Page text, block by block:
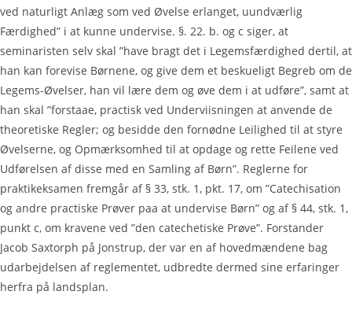
ved naturligt Anlæg som ved Øvelse erlanget, uundværlig
Færdighed” i at kunne undervise. §. 22. b. og c siger, at
seminaristen selv skal ”have bragt det i Legemsfærdighed dertil, at
han kan forevise Børnene, og give dem et beskueligt Begreb om de
Legems-Øvelser, han vil lære dem og øve dem i at udføre”, samt at
han skal ”forstaae, practisk ved Underviisningen at anvende de
theoretiske Regler; og besidde den fornødne Leilighed til at styre
Øvelserne, og Opmærksomhed til at opdage og rette Feilene ved
Udførelsen af disse med en Samling af Børn”. Reglerne for
praktikeksamen fremgår af § 33, stk. 1, pkt. 17, om ”Catechisation
og andre practiske Prøver paa at undervise Børn” og af § 44, stk. 1,
punkt c, om kravene ved ”den catechetiske Prøve”. Forstander
Jacob Saxtorph på Jonstrup, der var en af hovedmændene bag
udarbejdelsen af reglementet, udbredte dermed sine erfaringer
herfra på landsplan.